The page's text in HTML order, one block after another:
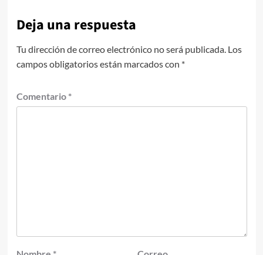
Deja una respuesta
Tu dirección de correo electrónico no será publicada. Los
campos obligatorios están marcados con *
Comentario *